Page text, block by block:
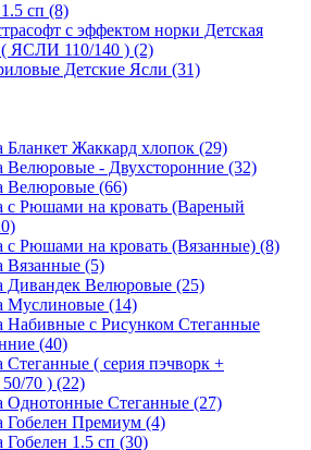
сп (8)
с эффектом норки Детская
( ЯСЛИ 110/140 ) (2)
Детские Ясли (31)
Бланкет Жаккард хлопок (29)
Велюровые - Двухсторонние (32)
Велюровые (66)
с Рюшами на кровать (Вареный
с Рюшами на кровать (Вязанные) (8)
Вязанные (5)
Дивандек Велюровые (25)
Муслиновые (14)
Набивные с Рисунком Стеганные
(40)
( серия пэчворк +
70 ) (22)
Однотонные Стеганные (27)
Гобелен Премиум (4)
1.5 сп (30)